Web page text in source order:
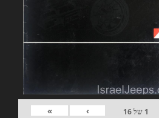
1 של16
›
»